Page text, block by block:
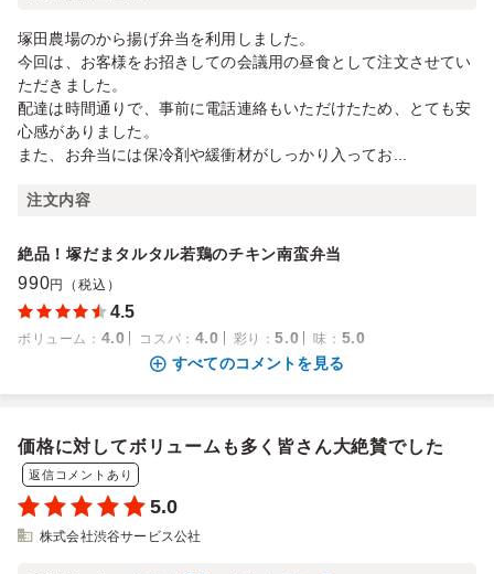
塚田農場のから揚げ弁当を利用しました。
今回は、お客様をお招きしての会議用の昼食として注文させてい
ただきました。
配達は時間通りで、事前に電話連絡もいただけたため、とても安
心感がありました。
また、お弁当には保冷剤や緩衝材がしっかり入ってお...
注文内容
絶品！塚だまタルタル若鶏のチキン南蛮弁当
990円（税込）
4.5
ボリューム ： 4.0 コスパ ： 4.0 彩り ：5.0 味 ： 5.0
すべてのコメントを見る
価格に対してボリュームも多く皆さん大絶賛でした
返信コメントあり
5.0
株式会社渋谷サービス公社